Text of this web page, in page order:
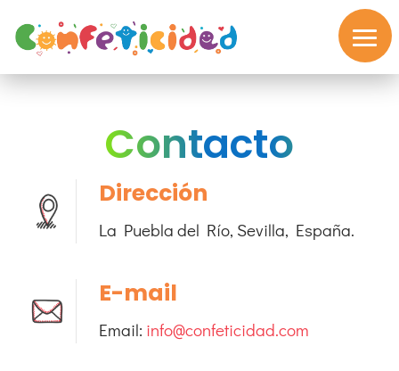
Inicio
Tienda
Solidaria
Contacto
Dirección
La Puebla del Río, Sevilla, España.
E-mail
Email: info@confeticidad.com